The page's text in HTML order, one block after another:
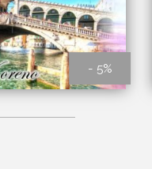
- 5%